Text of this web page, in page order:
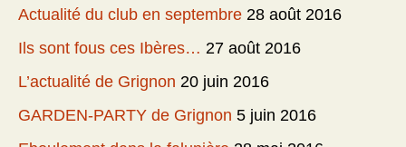
Actualité du club en septembre 28 août 2016
Ils sont fous ces Ibères… 27 août 2016
L’actualité de Grignon 20 juin 2016
GARDEN-PARTY de Grignon 5 juin 2016